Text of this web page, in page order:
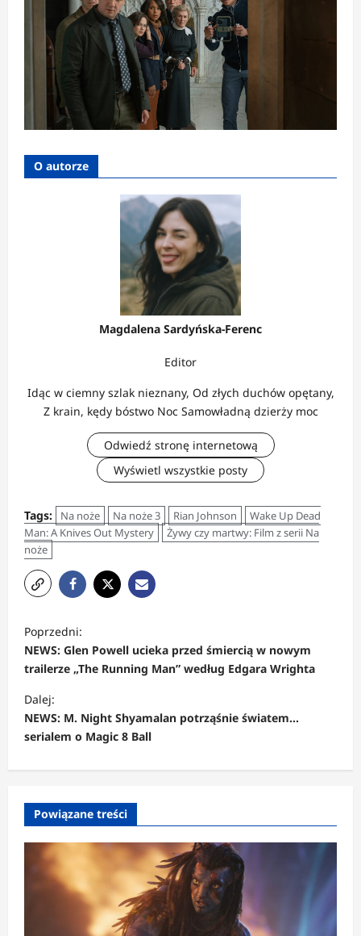
O autorze
Magdalena Sardyńska-Ferenc
Editor
Idąc w ciemny szlak nieznany, Od złych duchów opętany,
Z krain, kędy bóstwo Noc Samowładną dzierży moc
Odwiedź stronę internetową
Wyświetl wszystkie posty
Tags: Na noże Na noże 3 Rian Johnson
Wake Up Dead
Man: A Knives Out Mystery
Żywy czy martwy: Film z serii Na
noże
o
b
a
c
z
w
i
s
Poprzedni:
NEWS: Glen Powell ucieka przed śmiercią w nowym
trailerze „The Running Man” według Edgara Wrighta
Dalej:
NEWS: M. Night Shyamalan potrząśnie światem…
serialem o Magic 8 Ball
Powiązane treści